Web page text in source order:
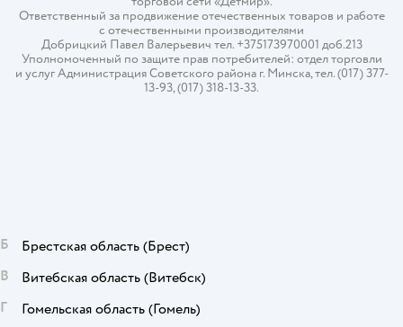
Ответственный за продвижение отечественных товаров и работе
с отечественными производителями
Добрицкий Павел Валерьевич тел. +375173970001 доб.213
Уполномоченный по защите прав потребителей: отдел торговли
и услуг Администрация Советского района г. Минска, тел. (017) 377-
13-93, (017) 318-13-33.
Б Брестская область (Брест)
В
Витебская область (Витебск)
Г
Гомельская область (Гомель)